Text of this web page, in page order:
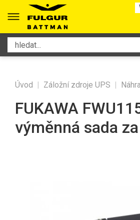
Úvod | Záložní zdroje UPS |
FUKAWA
výměnná sada